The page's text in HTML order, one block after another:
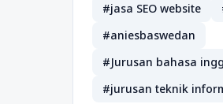
#jasa SEO website
#aniesbaswedan
#Jurusan bahasa
#jurusan teknik